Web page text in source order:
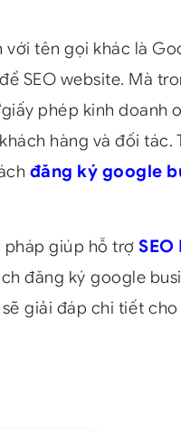
tên gọi khác là
SEO website. Mà
phép kinh doanh
hàng và đối tác.
đăng ký google
pháp giúp hỗ trợ SEO
đăng ký google
giải đáp chi tiết